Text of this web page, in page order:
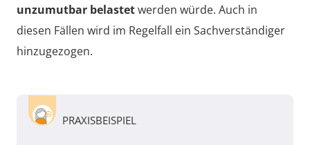
unzumutbar belastetwerden würde. Auch in
diesen Fällen wird im Regelfall ein Sachverständiger
hinzugezogen.
PRAXISBEISPIEL